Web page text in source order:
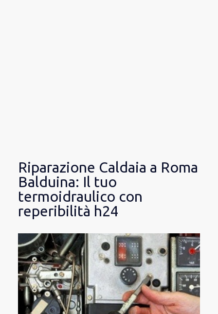
Riparazione Caldaia a Roma
Balduina: Il tuo
termoidraulico con
reperibilità h24